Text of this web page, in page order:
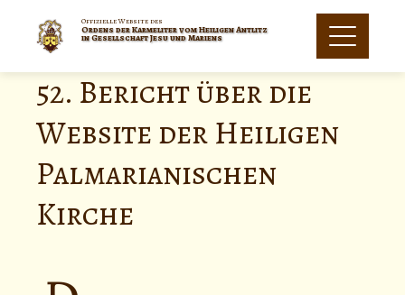
Offizielle Website des
Ordens der Karmeliter vom Heiligen Antlitz
in Gesellschaft Jesu und Mariens
52. Bericht über die
Website der Heiligen
Palmarianischen
Kirche